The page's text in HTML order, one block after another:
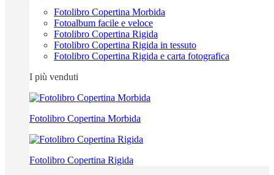
Fotolibro Copertina Morbida
Fotoalbum facile e veloce
Fotolibro Copertina Rigida
Fotolibro Copertina Rigida in tessuto
Fotolibro Copertina Rigida e carta fotografica
I più venduti
Fotolibro Copertina Morbida
Fotolibro Copertina Rigida